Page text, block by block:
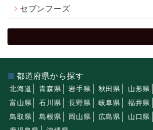
セブンフーズ
都道府県から探す
北海道 青森県 岩手県 秋田県 山形県
富山県
石川県 長野県 岐阜県 福井県
鳥取県
島根県 岡山県 広島県 山口県